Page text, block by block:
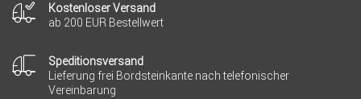
Kostenloser Versand
ab 200 EUR Bestellwert
Speditionsversand
Lieferung frei Bordsteinkante nach telefonischer
Vereinbarung